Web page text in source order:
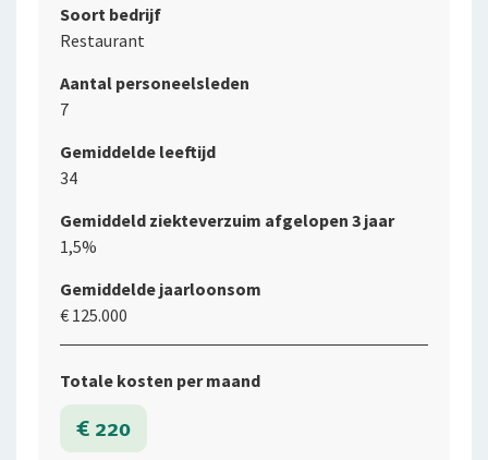
Soort bedrijf
Restaurant
Aantal personeelsleden
7
Gemiddelde leeftijd
34
Gemiddeld ziekteverzuim afgelopen 3 jaar
1,5%
Gemiddelde jaarloonsom
€ 125.000
Totale kosten per maand
€ 220